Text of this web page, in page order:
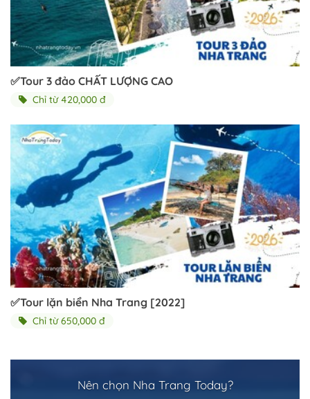
✅Tour 3 đảo CHẤT LƯỢNG CAO
Chỉ từ 420,000 đ
✅Tour lặn biển Nha Trang [2022]
Chỉ từ 650,000 đ
Nên chọn Nha Trang Today?